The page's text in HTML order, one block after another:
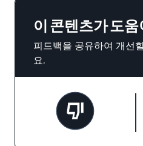
이 콘텐츠가 도
피드백을 공유하여 개선
요.